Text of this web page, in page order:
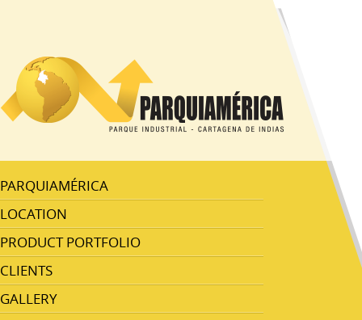
PARQUIAMÉRICA
LOCATION
PRODUCT PORTFOLIO
CLIENTS
GALLERY